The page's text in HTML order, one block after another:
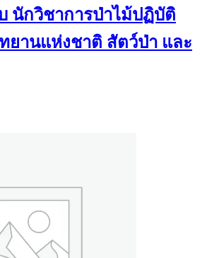
นักวิชาการป่าไม้ปฏิบัติ
ยานแห่งชาติ สัตว์ป่า และ